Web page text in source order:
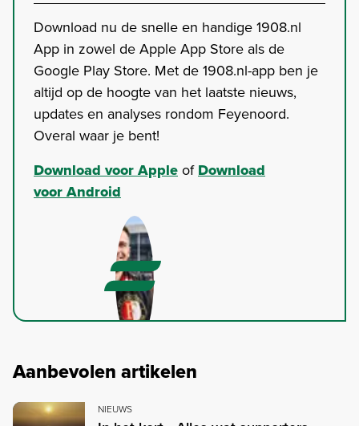
Download nu de snelle en handige 1908.nl
App in zowel de Apple App Store als de
Google Play Store. Met de 1908.nl-app ben je
altijd op de hoogte van het laatste nieuws,
updates en analyses rondom Feyenoord.
Overal waar je bent!
Download voor AppleofDownload
voor Android
Aanbevolen artikelen
NIEUWS